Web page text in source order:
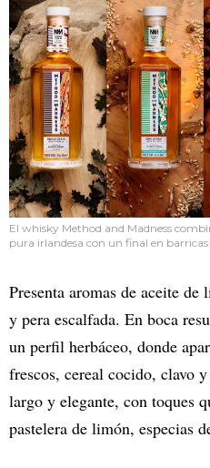
El whisky Method and Madness
pura irlandesa con un final en
Presenta aromas de aceite
y pera escalfada. En boca
un perfil herbáceo, donde
frescos, cereal cocido, clavo
largo y elegante, con toques
pastelera de limón, especias